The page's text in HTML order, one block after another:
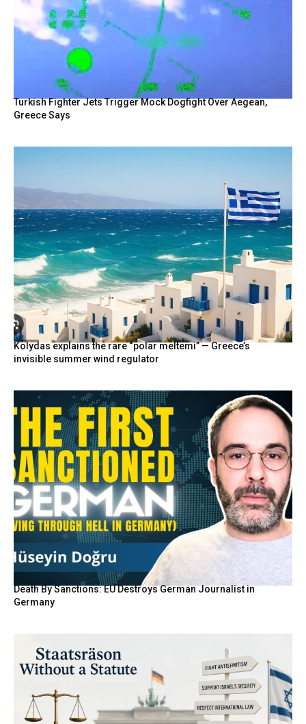
Turkish Fighter Jets Trigger Mock Dogfight Over Aegean,
Greece Says
Kolydas explains the rare “polar meltemi” — Greece’s
invisible summer wind regulator
Death By Sanctions: EU Destroys German Journalist in
Germany